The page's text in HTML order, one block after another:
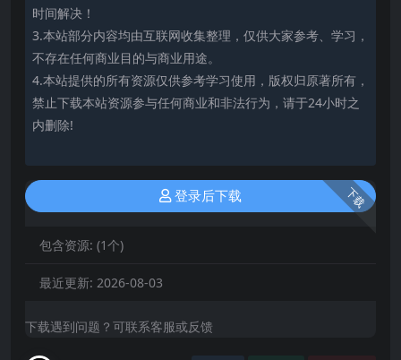
时间解决！
3.本站部分内容均由互联网收集整理，仅供大家参考、学习，
不存在任何商业目的与商业用途。
4.本站提供的所有资源仅供参考学习使用，版权归原著所有，
禁止下载本站资源参与任何商业和非法行为，请于24小时之
内删除!
下载
登录后下载
包含资源: (1个)
最近更新: 2026-08-03
下载遇到问题？可联系客服或反馈